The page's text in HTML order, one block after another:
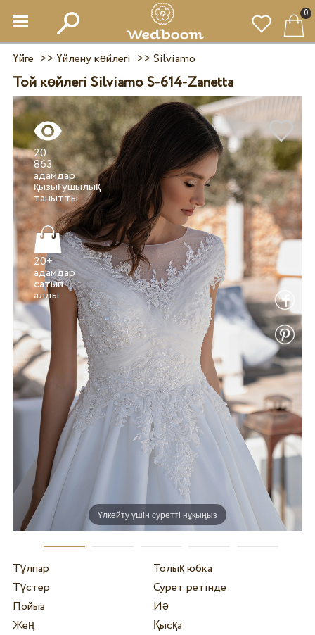
0
Үйге >> Үйлену көйлегі >> Silviamo
Той көйлегі Silviamo S-614-Zanetta
Үлкейту үшін суретті нұқыңыз
20
863
адамдар
қызығушылық
танытты
20+
адамдар
сатып
Тұлпар
Толық юбка
Түстер
Сурет ретінде
Пойыз
Иә
Жең
Қысқа